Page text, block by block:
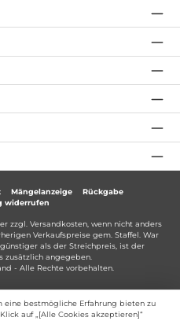
Mängelanzeige
Rückgabe
widerrufen
zzgl. Versandkosten, wenn nicht anders
Verkaufspreise gem. Staffel. War
als der Streichpreis, ist der
zusätzlich angegeben.
- Alle Rechte vorbehalten.
eine bestmögliche Erfahrung bieten zu
Klick auf „[Alle Cookies akzeptieren]“